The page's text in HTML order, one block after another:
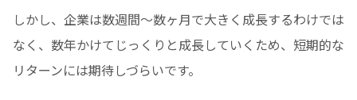
しかし、企業は数週間〜数ヶ月で大きく成長するわけでは
なく、数年かけてじっくりと成長していくため、短期的な
リターンには期待しづらいです。